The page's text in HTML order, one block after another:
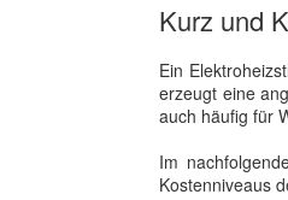
Kurz und
Ein
erzeugt eine
auch häufig für
Im
Kostenniveaus